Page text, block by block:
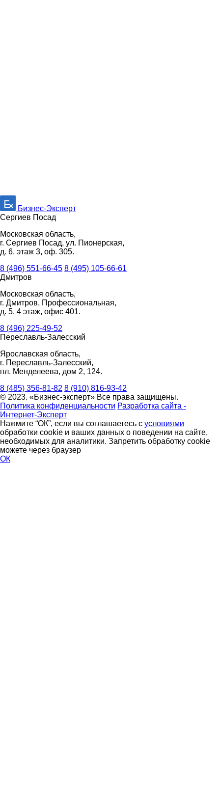
Бизнес-Эксперт
Сергиев Посад
Московская область,
г. Сергиев Посад, ул. Пионерская,
д. 6, этаж 3, оф. 305.
8 (496) 551-66-45 8 (495) 105-66-61
Дмитров
Московская область,
г. Дмитров, Профессиональная,
д. 5, 4 этаж, офис 401.
8 (496) 225-49-52
Переславль-Залесский
Ярославская область,
г. Переславль-Залесский,
пл. Менделеева, дом 2, 124.
8 (485) 356-81-82 8 (910) 816-93-42
© 2023. «Бизнес-эксперт» Все права защищены.
Политика конфиденциальности Разработка сайта -
Интернет-Эксперт
Нажмите “ОК”, если вы соглашаетесь с условиями
обработки cookie и ваших данных о поведении на сайте,
необходимых для аналитики. Запретить обработку cookie
можете через браузер
ОК